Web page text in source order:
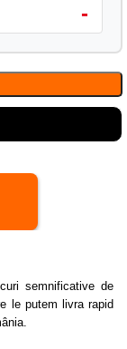
-
semnificative de
le putem livra rapid